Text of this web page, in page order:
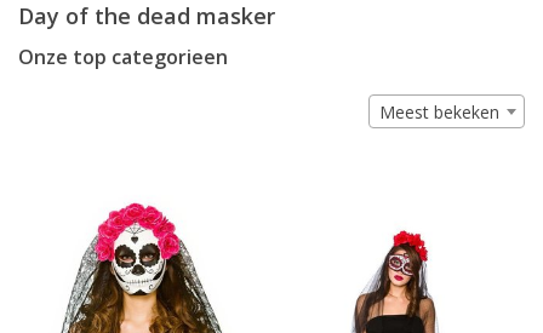
Day of the dead masker
Onze top categorieen
Meest bekeken